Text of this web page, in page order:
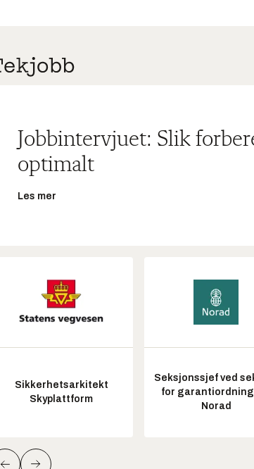
Jobbintervjuet: Slik
optimalt
Les mer
Sikkerhetsarkitekt
Skyplattform
Seksjonssjef ved
for
Norad